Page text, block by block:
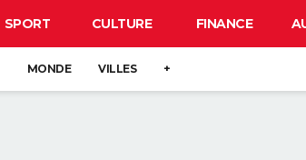
SPORT CULTURE FINANCE
MONDE VILLES +